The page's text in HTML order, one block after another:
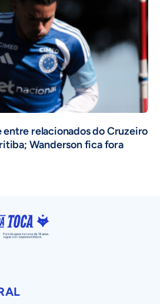
relacionados do Cruzeiro
Wanderson fica fora